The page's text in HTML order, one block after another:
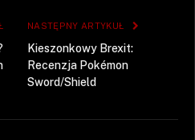
NASTĘPNY ARTYKUŁ
Kieszonkowy Brexit:
Recenzja Pokémon
Sword/Shield